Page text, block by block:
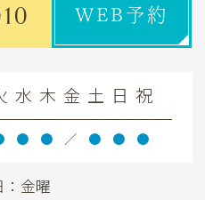
WEB予約
水 木 金 土 日 祝
● ● ／ ● ● ●
：金曜